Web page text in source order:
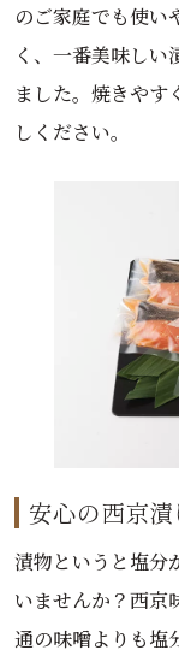
のご家庭でも使い
く、一番美味し
ました。焼きやす
しください。
安心の西京漬
漬物というと塩分
いませんか？西京
通の味噌よりも塩